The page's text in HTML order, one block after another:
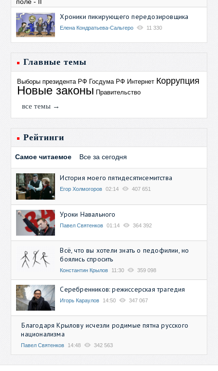
Хроники пикирующего передозировщика
Елена Кондратьева-Сальгеро 11 330
Главные темы
Выборы президента РФ Госдума РФ Интернет Коррупция
Новые законы Правительство
все темы →
Рейтинги
Самое читаемое Все за сегодня
История моего пятидесятисемитства
Егор Холмогоров 02:14 407 651
Уроки Навального
Павел Святенков 01:14 364 392
Всё, что вы хотели знать о педофилии, но
боялись спросить
Константин Крылов 11:30 359 098
Серебренников: режиссерская трагедия
Игорь Караулов 14:50 347 067
Благодаря Крылову исчезли родимые пятна русского
национализма
Павел Святенков 14:48 342 563